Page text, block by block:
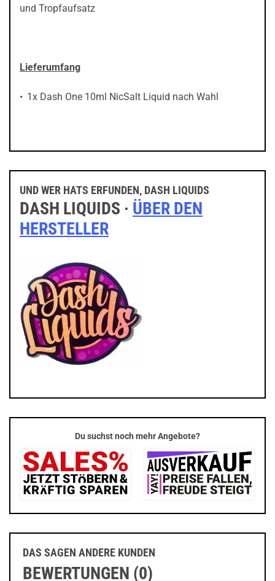
und Tropfaufsatz
Lieferumfang
1x Dash One 10ml NicSalt Liquid nach Wahl
UND WER HATS ERFUNDEN, DASH LIQUIDS
DASH LIQUIDS · ÜBER DEN
HERSTELLER
Du suchst noch mehr Angebote?
DAS SAGEN ANDERE KUNDEN
BEWERTUNGEN (0)